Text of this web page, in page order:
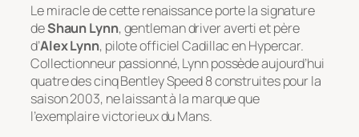
Le miracle de cette renaissance porte la signature
deShaun Lynn, gentleman driver averti et père
d’Alex Lynn, pilote officiel Cadillac en Hypercar.
Collectionneur passionné, Lynn possède aujourd’hui
quatre des cinq Bentley Speed 8 construites pour la
saison 2003, ne laissant à la marque que
l’exemplaire victorieux du Mans.